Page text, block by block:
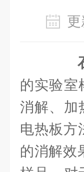
的实验室
消解、加
电热板方
的消解效